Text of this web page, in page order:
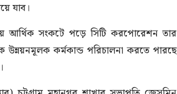
যাব।
আর্থিক সংকটে পড়ে সিটি করপোরেশন তার
উন্নয়নমূলক কর্মকান্ড পরিচালনা করতে পারছে